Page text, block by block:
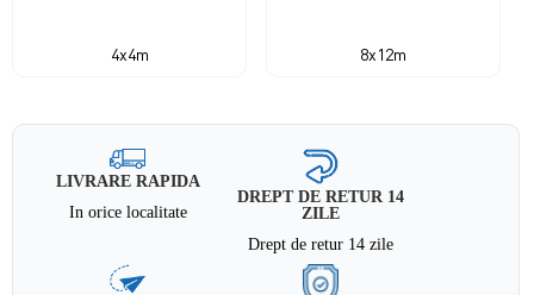
4x4m 8x12m
LIVRARE RAPIDA
In orice localitate
DREPT DE RETUR 14
ZILE
Drept de retur 14 zile